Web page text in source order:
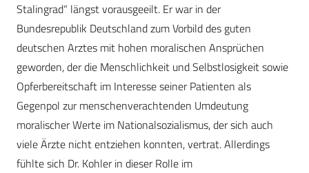
Stalingrad“ längst vorausgeeilt. Er war in der
Bundesrepublik Deutschland zum Vorbild des guten
deutschen Arztes mit hohen moralischen Ansprüchen
geworden, der die Menschlichkeit und Selbstlosigkeit sowie
Opferbereitschaft im Interesse seiner Patienten als
Gegenpol zur menschenverachtenden Umdeutung
moralischer Werte im Nationalsozialismus, der sich auch
viele Ärzte nicht entziehen konnten, vertrat. Allerdings
fühlte sich Dr. Kohler in dieser Rolle im